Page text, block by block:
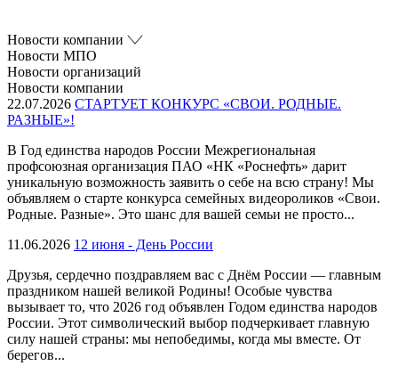
Новости компании
Новости МПО
Новости организаций
Новости компании
22.07.2026 СТАРТУЕТ КОНКУРС «СВОИ. РОДНЫЕ.
РАЗНЫЕ»!
В Год единства народов России Межрегиональная
профсоюзная организация ПАО «НК «Роснефть» дарит
уникальную возможность заявить о себе на всю страну! Мы
объявляем о старте конкурса семейных видеороликов «Свои.
Родные. Разные». Это шанс для вашей семьи не просто...
11.06.2026 12 июня - День России
Друзья, сердечно поздравляем вас с Днём России — главным
праздником нашей великой Родины! Особые чувства
вызывает то, что 2026 год объявлен Годом единства народов
России. Этот символический выбор подчеркивает главную
силу нашей страны: мы непобедимы, когда мы вместе. От
берегов...